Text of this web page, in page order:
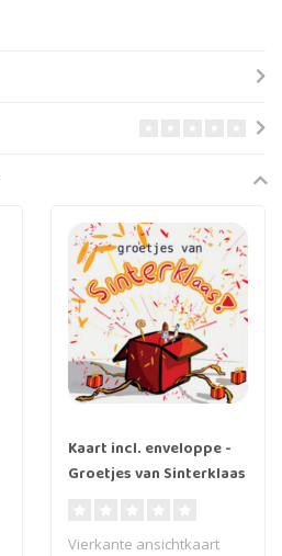
Kaart incl. enveloppe -
Groetjes van Sinterklaas
Vierkante ansichtkaart